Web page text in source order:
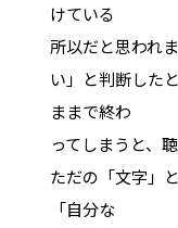
けている
所以だと思われ
い」と判断した
ままで終わ
ってしまうと、
ただの「文字」
「自分な